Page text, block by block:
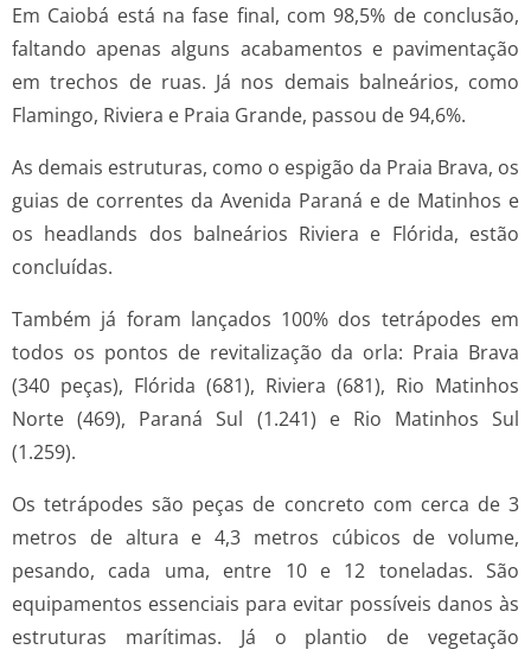
Em Caiobá está na fase final, com 98,5% de conclusão,
faltando apenas alguns acabamentos e pavimentação
em trechos de ruas. Já nos demais balneários, como
Flamingo, Riviera e Praia Grande, passou de 94,6%.
As demais estruturas, como o espigão da Praia Brava, os
guias de correntes da Avenida Paraná e de Matinhos e
os headlands dos balneários Riviera e Flórida, estão
concluídas.
Também já foram lançados 100% dos tetrápodes em
todos os pontos de revitalização da orla: Praia Brava
(340 peças), Flórida (681), Riviera (681), Rio Matinhos
Norte (469), Paraná Sul (1.241) e Rio Matinhos Sul
(1.259).
Os tetrápodes são peças de concreto com cerca de 3
metros de altura e 4,3 metros cúbicos de volume,
pesando, cada uma, entre 10 e 12 toneladas. São
equipamentos essenciais para evitar possíveis danos às
estruturas marítimas. Já o plantio de vegetação